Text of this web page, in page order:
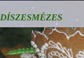
DÍSZESMÉZES